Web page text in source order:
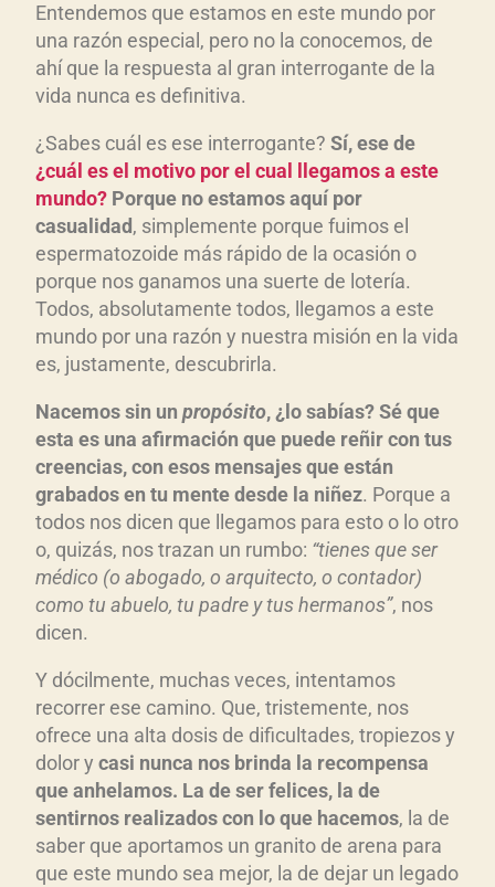
Entendemos que estamos en este mundo por
una razón especial, pero no la conocemos, de
ahí que la respuesta al gran interrogante de la
vida nunca es definitiva.
¿Sabes cuál es ese interrogante? Sí, ese de
¿cuál es el motivo por el cual llegamos a este
mundo? Porque no estamos aquí por
casualidad, simplemente porque fuimos el
espermatozoide más rápido de la ocasión o
porque nos ganamos una suerte de lotería.
Todos, absolutamente todos, llegamos a este
mundo por una razón y nuestra misión en la vida
es, justamente, descubrirla.
Nacemos sin un propósito, ¿lo sabías? Sé que
esta es una afirmación que puede reñir con tus
creencias, con esos mensajes que están
grabados en tu mente desde la niñez. Porque a
todos nos dicen que llegamos para esto o lo otro
o, quizás, nos trazan un rumbo: “tienes que ser
médico (o abogado, o arquitecto, o contador)
como tu abuelo, tu padre y tus hermanos”, nos
dicen.
Y dócilmente, muchas veces, intentamos
recorrer ese camino. Que, tristemente, nos
ofrece una alta dosis de dificultades, tropiezos y
dolor y casi nunca nos brinda la recompensa
que anhelamos. La de ser felices, la de
sentirnos realizados con lo que hacemos, la de
saber que aportamos un granito de arena para
que este mundo sea mejor, la de dejar un legado